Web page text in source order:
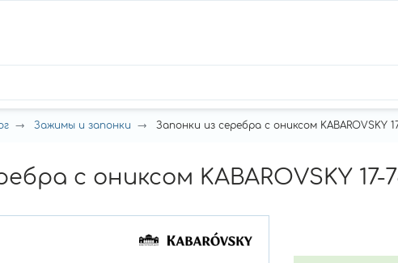
Зажимы и запонки Запонки из серебра с ониксом KABAROVSKY
с ониксом KABAROVSKY 17-